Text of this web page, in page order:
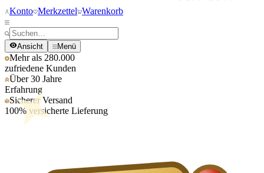
Konto Merkzettel Warenkorb
Ansicht Menü
Mehr als 280.000
zufriedene Kunden
Über 30 Jahre
Erfahrung
Sicherer Versand
100% versicherte Lieferung